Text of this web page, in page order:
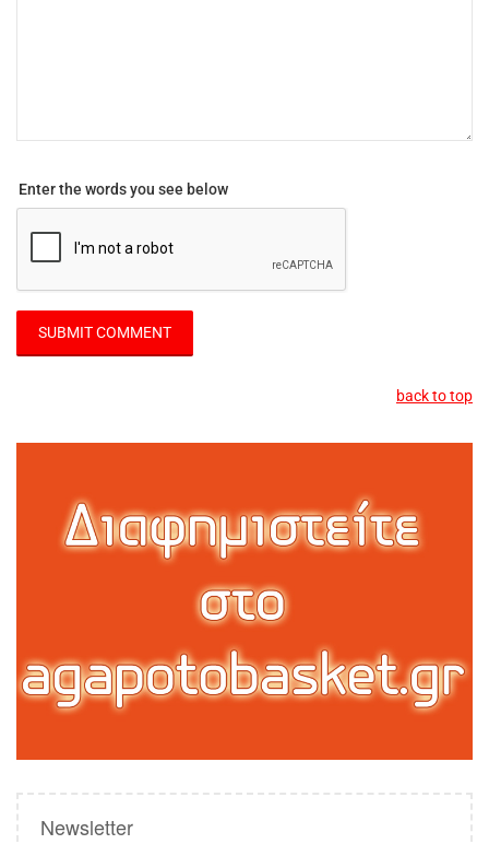
Enter the words you see below
back to top
Newsletter